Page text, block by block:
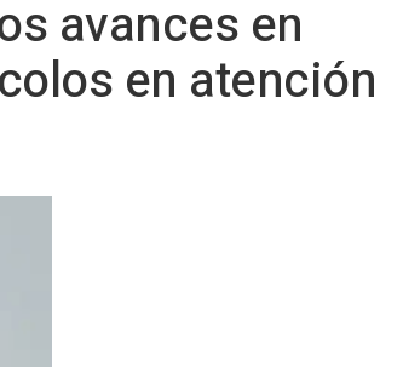
avances en
en atención